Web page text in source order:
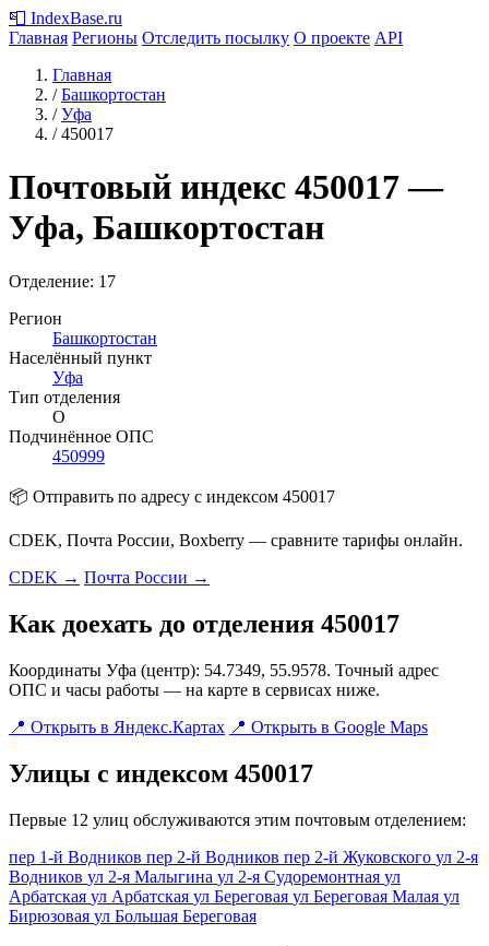
📮 IndexBase.ru
Главная Регионы Отследить посылку О проекте API
Главная
/ Башкортостан
/ Уфа
/ 450017
Почтовый индекс 450017 —
Уфа, Башкортостан
Отделение: 17
Регион
Башкортостан
Населённый пункт
Уфа
Тип отделения
О
Подчинённое ОПС
450999
📦 Отправить по адресу с индексом 450017
CDEK, Почта России, Boxberry — сравните тарифы онлайн.
CDEK → Почта России →
Как доехать до отделения 450017
Координаты Уфа (центр): 54.7349, 55.9578. Точный адрес
ОПС и часы работы — на карте в сервисах ниже.
📍 Открыть в Яндекс.Картах 📍 Открыть в Google Maps
Улицы с индексом 450017
Первые 12 улиц обслуживаются этим почтовым отделением:
пер 1-й Водников пер 2-й Водников пер 2-й Жуковского ул 2-я
Водников ул 2-я Малыгина ул 2-я Судоремонтная ул
Арбатская ул Арбатская ул Береговая ул Береговая Малая ул
Бирюзовая ул Большая Береговая